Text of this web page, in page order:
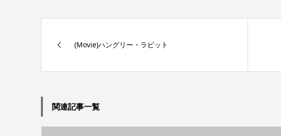
(Movie)ハングリー・ラビット
関連記事一覧